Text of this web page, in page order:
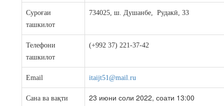
Суроғаи
ташкилот
734025, ш. Душанбе, Рудакӣ, 33
Телефони
ташкилот
(+992 37) 221-37-42
Email itaijt51@mail.ru
Сана ва вақти
23 июни соли 2022, соати 13:00